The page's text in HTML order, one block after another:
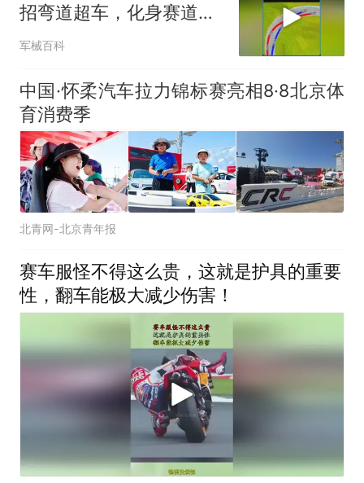
招弯道超车，化身赛道王
者！ #科普动画
军械百科
中国·怀柔汽车拉力锦标赛亮相8·8北京体
育消费季
北青网-北京青年报
赛车服怪不得这么贵，这就是护具的重要
性，翻车能极大减少伤害！